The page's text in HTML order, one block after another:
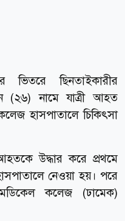
ভিতরে ছিনতাইকারীর
(২৬) নামে যাত্রী আহত
হাসপাতালে চিকিৎসা
উদ্ধার করে প্রথমে
নেওয়া হয়। পরে
কলেজ (ঢামেক)